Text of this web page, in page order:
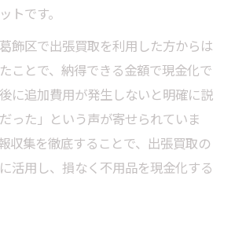
高価買取を実現する流れとは
確認したい家具家電のチェック項
スムーズに現金化できる方法
で家具や家電を効率よく現金化
で大きな家電も簡単に売却可能
張買取で手間なく現金化できる理
トです。
飾区で出張買取を利用した方からは
ことで、納得できる金額で現金化で
に追加費用が発生しないと明確に説
った」という声が寄せられていま
収集を徹底することで、出張買取の
活用し、損なく不用品を現金化する